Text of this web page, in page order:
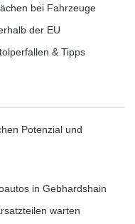
fast die Hälfte
zweiten Quartal
Mazda CX-3 hat
Mazda
für den neuen
überaus
bei Fahrzeuge
der EU
& Tipps
Potenzial und
in Gebhardshain
warten